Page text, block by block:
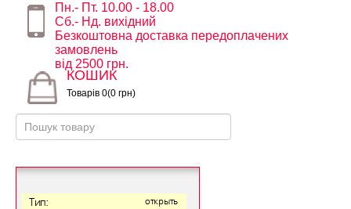
Пн.- Пт. 10.00 - 18.00
Сб.- Нд. вихідний
Безкоштовна доставка передоплачених
замовлень
від 2500 грн.
КОШИК
Товарів 0(0 грн)
Тип: открыть